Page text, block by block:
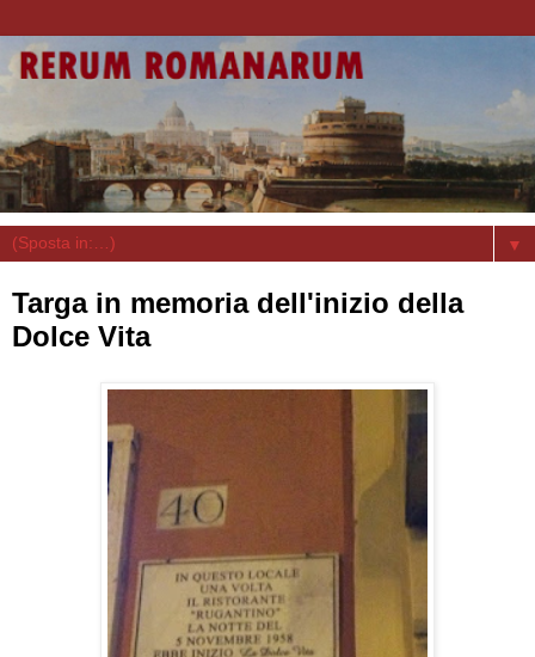
▼
Targa in memoria dell'inizio della
Dolce Vita